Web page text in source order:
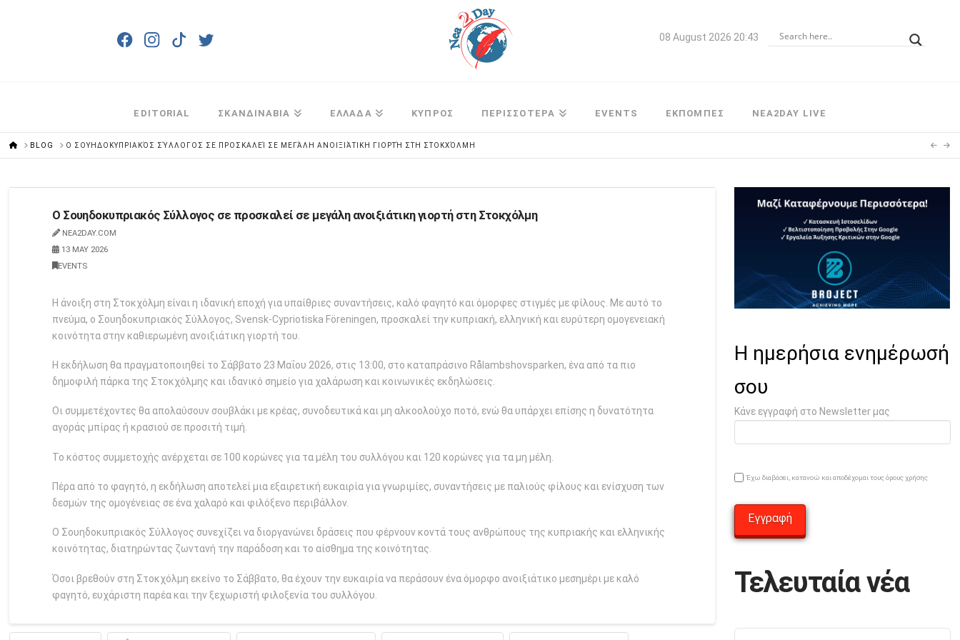
08 August 2026 20:43
EDITORIAL ΣΚΑΝΔΙΝΑΒΙΑ ΕΛΛΑΔΑ ΚΥΠΡΟΣ ΠΕΡΙΣΣΟΤΕΡΑ EVENTS ΕΚΠΟΜΠΕΣ NEA2DAY LIVE
HOMEBLOG Ο ΣΟΥΗΔΟΚΥΠΡΙΑΚΌΣ ΣΎΛΛΟΓΟΣ ΣΕ ΠΡΟΣΚΑΛΕΊ ΣΕ ΜΕΓΆΛΗ ΑΝΟΙΞΙΆΤΙΚΗ ΓΙΟΡΤΉ ΣΤΗ ΣΤΟΚΧΌΛΜΗ
Ο Σουηδοκυπριακός Σύλλογος σε προσκαλεί σε μεγάλη ανοιξιάτικη γιορτή στη Στοκχόλμη
NEA2DAY.COM
13 MAY 2026
EVENTS
Η άνοιξη στη Στοκχόλμη είναι η ιδανική εποχή για υπαίθριες συναντήσεις, καλό φαγητό και όμορφες στιγμές με φίλους. Με αυτό το
πνεύμα, ο Σουηδοκυπριακός Σύλλογος, Svensk-Cypriotiska Föreningen, προσκαλεί την κυπριακή, ελληνική και ευρύτερη ομογενειακή
κοινότητα στην καθιερωμένη ανοιξιάτικη γιορτή του.
Η εκδήλωση θα πραγματοποιηθεί το Σάββατο 23 Μαΐου 2026, στις 13:00, στο καταπράσινο Rålambshovsparken, ένα από τα πιο
δημοφιλή πάρκα της Στοκχόλμης και ιδανικό σημείο για χαλάρωση και κοινωνικές εκδηλώσεις.
Οι συμμετέχοντες θα απολαύσουν σουβλάκι με κρέας, συνοδευτικά και μη αλκοολούχο ποτό, ενώ θα υπάρχει επίσης η δυνατότητα
αγοράς μπίρας ή κρασιού σε προσιτή τιμή.
Το κόστος συμμετοχής ανέρχεται σε 100 κορώνες για τα μέλη του συλλόγου και 120 κορώνες για τα μη μέλη.
Πέρα από το φαγητό, η εκδήλωση αποτελεί μια εξαιρετική ευκαιρία για γνωριμίες, συναντήσεις με παλιούς φίλους και ενίσχυση των
δεσμών της ομογένειας σε ένα χαλαρό και φιλόξενο περιβάλλον.
Ο Σουηδοκυπριακός Σύλλογος συνεχίζει να διοργανώνει δράσεις που φέρνουν κοντά τους ανθρώπους της κυπριακής και ελληνικής
κοινότητας, διατηρώντας ζωντανή την παράδοση και το αίσθημα της κοινότητας.
Όσοι βρεθούν στη Στοκχόλμη εκείνο το Σάββατο, θα έχουν την ευκαιρία να περάσουν ένα όμορφο ανοιξιάτικο μεσημέρι με καλό
φαγητό, ευχάριστη παρέα και την ξεχωριστή φιλοξενία του συλλόγου.
Η ημερήσια ενημέρωσή
σου
Κάνε εγγραφή στο Newsletter μας
Έχω διαβάσει, κατανοώ και αποδέχομαι τους όρους χρήσης
Τελευταία νέα